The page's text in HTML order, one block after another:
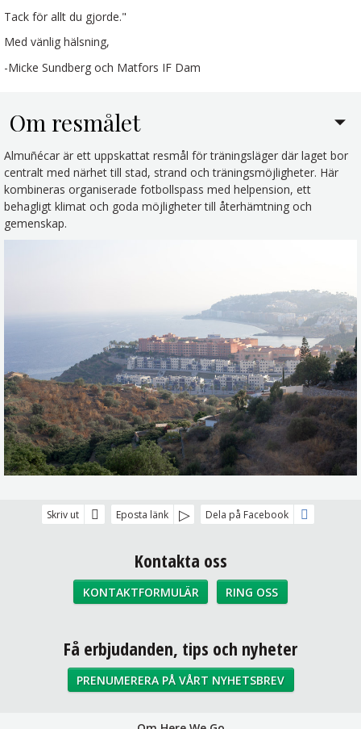
Tack för allt du gjorde."
Med vänlig hälsning,
-Micke Sundberg och Matfors IF Dam
Om resmålet
Almuñécar är ett uppskattat resmål för träningsläger där laget bor
centralt med närhet till stad, strand och träningsmöjligheter. Här
kombineras organiserade fotbollspass med helpension, ett
behagligt klimat och goda möjligheter till återhämtning och
gemenskap.
Skriv ut Eposta länk Dela på Facebook
Kontakta oss
KONTAKTFORMULÄR RING OSS
Sociala medier
Få erbjudanden, tips och nyheter
PRENUMERERA PÅ VÅRT NYHETSBREV